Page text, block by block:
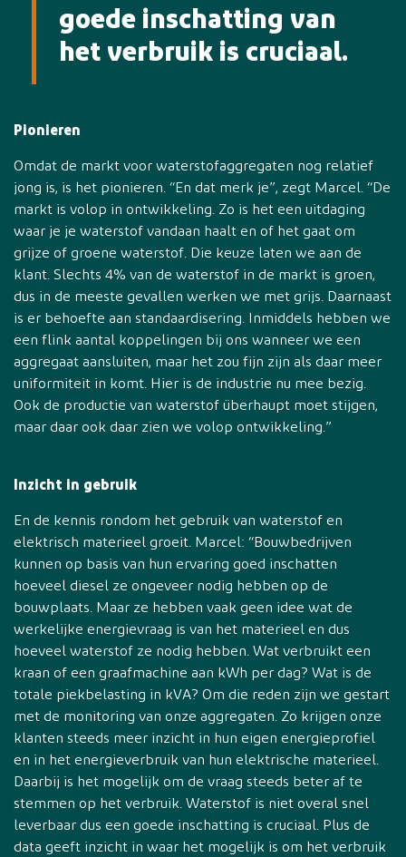
goede inschatting van
het verbruik is cruciaal.
Pionieren
Omdat de markt voor waterstofaggregaten nog relatief
jong is, is het pionieren. “En dat merk je”, zegt Marcel. “De
markt is volop in ontwikkeling. Zo is het een uitdaging
waar je je waterstof vandaan haalt en of het gaat om
grijze of groene waterstof. Die keuze laten we aan de
klant. Slechts 4% van de waterstof in de markt is groen,
dus in de meeste gevallen werken we met grijs. Daarnaast
is er behoefte aan standaardisering. Inmiddels hebben we
een flink aantal koppelingen bij ons wanneer we een
aggregaat aansluiten, maar het zou fijn zijn als daar meer
uniformiteit in komt. Hier is de industrie nu mee bezig.
Ook de productie van waterstof überhaupt moet stijgen,
maar daar ook daar zien we volop ontwikkeling.”
Inzicht in gebruik
En de kennis rondom het gebruik van waterstof en
elektrisch materieel groeit. Marcel: “Bouwbedrijven
kunnen op basis van hun ervaring goed inschatten
hoeveel diesel ze ongeveer nodig hebben op de
bouwplaats. Maar ze hebben vaak geen idee wat de
werkelijke energievraag is van het materieel en dus
hoeveel waterstof ze nodig hebben. Wat verbruikt een
kraan of een graafmachine aan kWh per dag? Wat is de
totale piekbelasting in kVA? Om die reden zijn we gestart
met de monitoring van onze aggregaten. Zo krijgen onze
klanten steeds meer inzicht in hun eigen energieprofiel
en in het energieverbruik van hun elektrische materieel.
Daarbij is het mogelijk om de vraag steeds beter af te
stemmen op het verbruik. Waterstof is niet overal snel
leverbaar dus een goede inschatting is cruciaal. Plus de
data geeft inzicht in waar het mogelijk is om het verbruik